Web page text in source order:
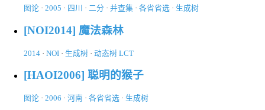
图论 · 2005 · 四川 · 二分 · 并查集 · 各省省选 · 生成树
[NOI2014] 魔法森林
2014 · NOI · 生成树 · 动态树 LCT
[HAOI2006] 聪明的猴子
图论 · 2006 · 河南 · 各省省选 · 生成树